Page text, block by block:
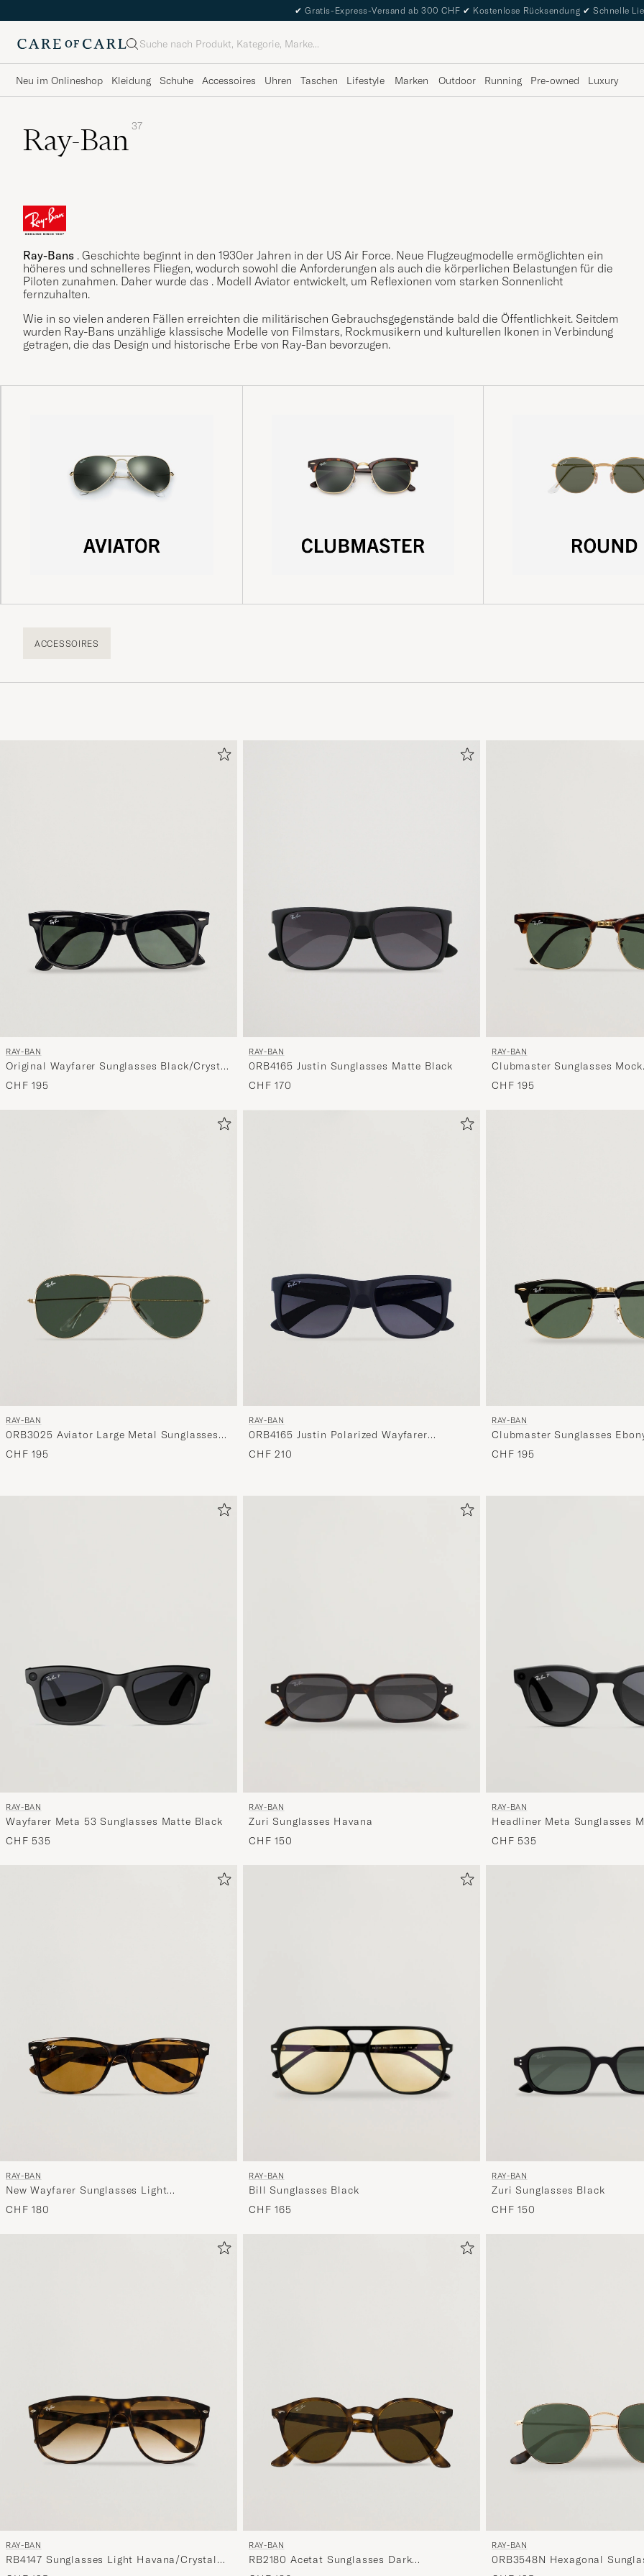
✔ Gratis-Express-Versand ab 300 CHF ✔ Kostenlose Rücksendung ✔ Schnelle
Suche
Neu im Onlineshop Kleidung Schuhe Accessoires Uhren Taschen Lifestyle Marken Outdoor Running Pre-owned Luxury
Ray-Ban 37
Ray-Bans . Geschichte beginnt in den 1930er Jahren in der US Air Force. Neue Flugzeugmodelle ermöglichten ein
höheres und schnelleres Fliegen, wodurch sowohl die Anforderungen als auch die körperlichen Belastungen für die
Piloten zunahmen. Daher wurde das . Modell Aviator entwickelt, um Reflexionen vom starken Sonnenlicht
fernzuhalten.
Wie in so vielen anderen Fällen erreichten die militärischen Gebrauchsgegenstände bald die Öffentlichkeit. Seitdem
wurden Ray-Bans unzählige klassische Modelle von Filmstars, Rockmusikern und kulturellen Ikonen in Verbindung
getragen, die das Design und historische Erbe von Ray-Ban bevorzugen.
ACCESSOIRES
RAY-BAN
Original Wayfarer Sunglasses Black/Crystal
Green
CHF 195
RAY-BAN
0RB4165 Justin Sunglasses Matte Black
CHF 170
RAY-BAN
Clubmaster Sunglasses Mock
Tortoise/Crystal Green
CHF 195
RAY-BAN
0RB3025 Aviator Large Metal Sunglasses
Arista/Grey Green
CHF 195
RAY-BAN
0RB4165 Justin Polarized Wayfarer
Sunglasses Black/Grey
CHF 210
RAY-BAN
Clubmaster Sunglasses
Green
CHF 195
RAY-BAN
Wayfarer Meta 53 Sunglasses Matte Black
CHF 535
RAY-BAN
Zuri Sunglasses Havana
CHF 150
RAY-BAN
Headliner Meta Sunglasses
CHF 535
RAY-BAN
New Wayfarer Sunglasses Light
Havana/Crystal Brown
CHF 180
RAY-BAN
Bill Sunglasses Black
CHF 165
RAY-BAN
Zuri Sunglasses Black
CHF 150
RAY-BAN
RB4147 Sunglasses Light Havana/Crystal
Brown Gradient
RAY-BAN
RB2180 Acetat Sunglasses Dark
Havana/Dark Brown
RAY-BAN
0RB3548N Hexagonal
Gold/Green